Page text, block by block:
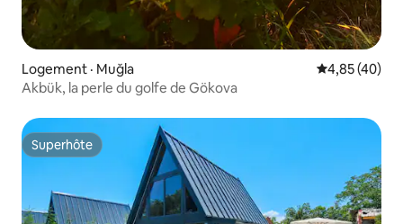
Logement · Muğla Note
4,85 (40)
Akbük, la perle du golfe de Gökova
Superhôte
Superhôte